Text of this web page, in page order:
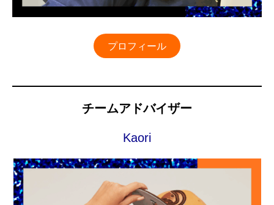
プロフィール
チームアドバイザー
Kaori